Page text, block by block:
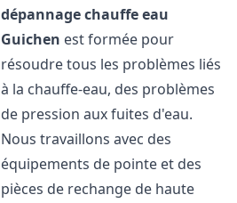
dépannage chauffe eau
Guichen est formée pour
résoudre tous les problèmes liés
à la chauffe-eau, des problèmes
de pression aux fuites d'eau.
Nous travaillons avec des
équipements de pointe et des
pièces de rechange de haute